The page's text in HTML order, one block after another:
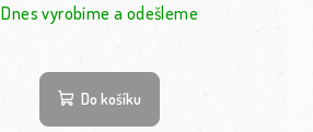
Dnes vyrobíme a odešleme
Do košíku